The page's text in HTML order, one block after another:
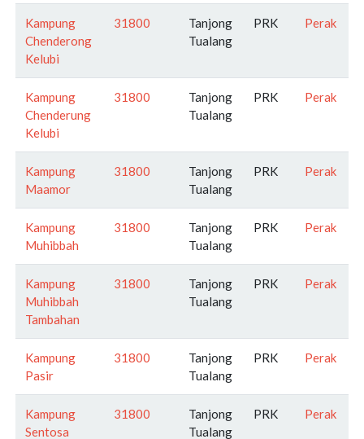
Kampung
Chenderong
Kelubi
31800
Tanjong
Tualang
PRK Perak
Kampung
Chenderung
Kelubi
31800
Tanjong
Tualang
PRK Perak
Kampung
Maamor
31800
Tanjong
Tualang
PRK Perak
Kampung
Muhibbah
31800
Tanjong
Tualang
PRK Perak
Kampung
Muhibbah
Tambahan
31800
Tanjong
Tualang
PRK Perak
Kampung
Pasir
31800
Tanjong
Tualang
PRK Perak
Kampung
Sentosa
31800
Tanjong
Tualang
PRK Perak